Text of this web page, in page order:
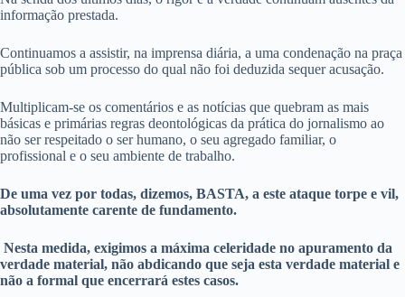
informação prestada.
Continuamos a assistir, na imprensa diária, a uma condenação na praça
pública sob um processo do qual não foi deduzida sequer acusação.
Multiplicam-se os comentários e as notícias que quebram as mais
básicas e primárias regras deontológicas da prática do jornalismo ao
não ser respeitado o ser humano, o seu agregado familiar, o
profissional e o seu ambiente de trabalho.
De uma vez por todas, dizemos, BASTA, a este ataque torpe e vil,
absolutamente carente de fundamento.
Nesta medida, exigimos a máxima celeridade no apuramento da
verdade material, não abdicando que seja esta verdade material e
não a formal que encerrará estes casos.